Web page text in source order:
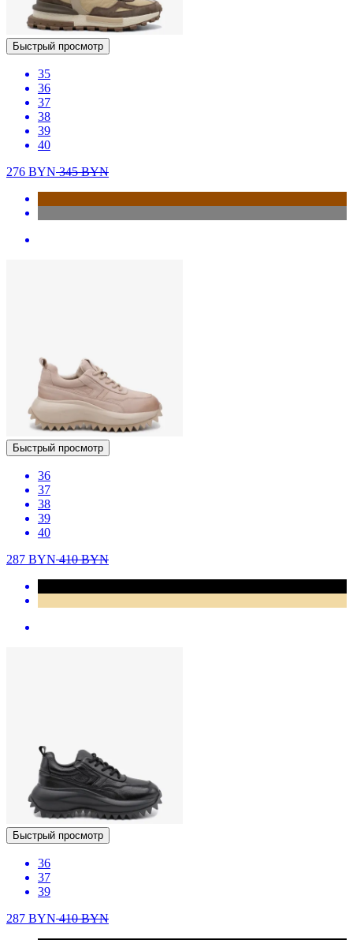
Быстрый просмотр
35
36
37
38
39
40
276 BYN345BYN
Быстрый просмотр
36
37
38
39
40
287 BYN410BYN
Быстрый просмотр
36
37
39
287 BYN410BYN